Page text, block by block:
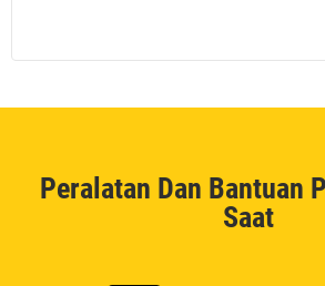
Peralatan Dan Bantuan
Saat